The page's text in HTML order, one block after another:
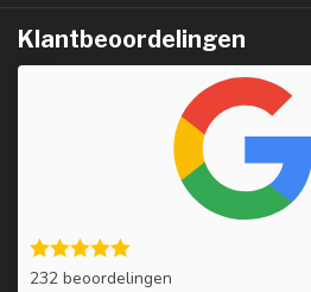
Klantbeoordelingen
232 beoordelingen